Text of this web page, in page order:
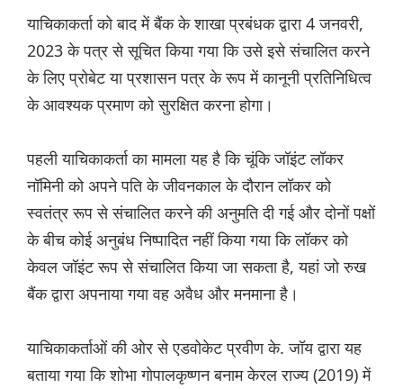
याचिकाकर्ता को बाद में बैंक के शाखा प्रबंधक द्वारा 4 जनवरी,
2023 के पत्र से सूचित किया गया कि उसे इसे संचालित करने
के लिए प्रोबेट या प्रशासन पत्र के रूप में कानूनी प्रतिनिधित्व
के आवश्यक प्रमाण को सुरक्षित करना होगा।
पहली याचिकाकर्ता का मामला यह है कि चूंकि जॉइंट लॉकर
नॉमिनी को अपने पति के जीवनकाल के दौरान लॉकर को
स्वतंत्र रूप से संचालित करने की अनुमति दी गई और दोनों पक्षों
के बीच कोई अनुबंध निष्पादित नहीं किया गया कि लॉकर को
केवल जॉइंट रूप से संचालित किया जा सकता है, यहां जो रुख
बैंक द्वारा अपनाया गया वह अवैध और मनमाना है।
याचिकाकर्ताओं की ओर से एडवोकेट प्रवीण के. जॉय द्वारा यह
बताया गया कि शोभा गोपालकृष्णन बनाम केरल राज्य (2019) में